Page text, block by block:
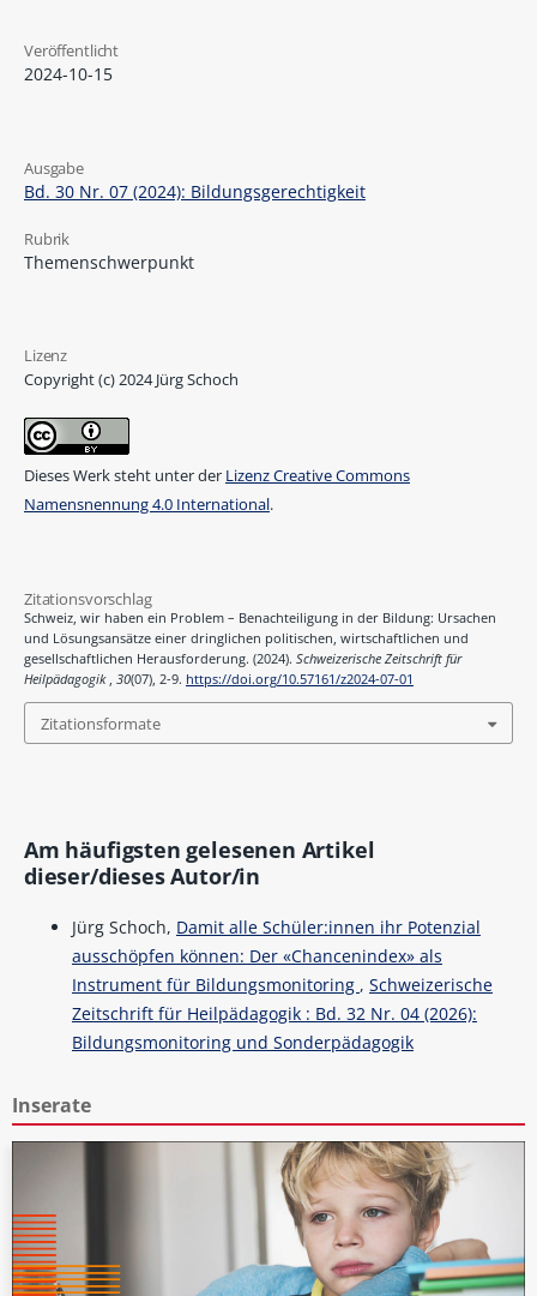
Veröffentlicht
2024-10-15
Ausgabe
Bd. 30 Nr. 07 (2024): Bildungsgerechtigkeit
Rubrik
Themenschwerpunkt
Lizenz
Copyright (c) 2024 Jürg Schoch
Dieses Werk steht unter der Lizenz Creative Commons
Namensnennung 4.0 International.
Zitationsvorschlag
Schweiz, wir haben ein Problem – Benachteiligung in der Bildung: Ursachen
und Lösungsansätze einer dringlichen politischen, wirtschaftlichen und
gesellschaftlichen Herausforderung. (2024). Schweizerische Zeitschrift für
Heilpädagogik , 30(07), 2-9. https://doi.org/10.57161/z2024-07-01
Zitationsformate
Am häufigsten gelesenen Artikel
dieser/dieses Autor/in
Jürg Schoch, Damit alle Schüler:innen ihr Potenzial
ausschöpfen können: Der «Chancenindex» als
Instrument für Bildungsmonitoring , Schweizerische
Zeitschrift für Heilpädagogik : Bd. 32 Nr. 04 (2026):
Bildungsmonitoring und Sonderpädagogik
Inserate